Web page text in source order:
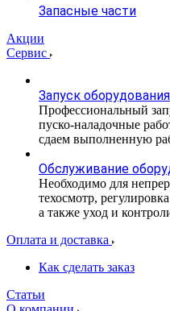
Запасные части
Акции
Сервис
Запуск оборудования
Профессиональный
пуско-наладочные
сдаем выполненную
Обслуживание
Необходимо для
техосмотр,
а также уход и
Оплата и доставка
Как сделать заказ
Статьи